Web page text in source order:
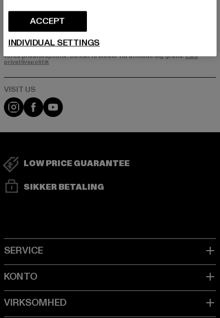
E-MAIL
TILMELD DIG
vores privatlivspolitik. Du kan til enhver tid afmelde dig gratis.Læs
privatlivspolitik
Visit our Instagram page:
Visit our Facebook page:
Visit our YouTube channel:
LOW PRICE GUARANTEE
SIKKER BETALING
ACCEPT
INDIVIDUAL SETTINGS